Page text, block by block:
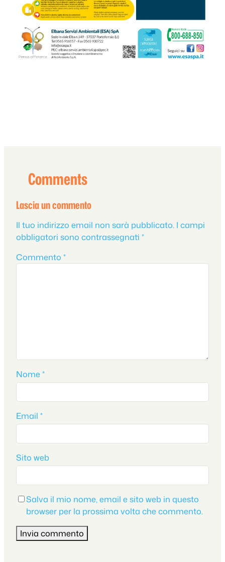
Comments
Lascia un commento
Il tuo indirizzo email non sarà pubblicato. I campi
obbligatori sono contrassegnati *
Commento *
Nome*
Email *
Sito web
Salva il mio nome, email e sito web in questo
browser per la prossima volta che commento.